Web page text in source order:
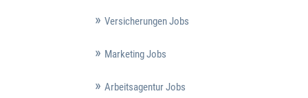
Versicherungen Jobs
Marketing Jobs
Arbeitsagentur Jobs